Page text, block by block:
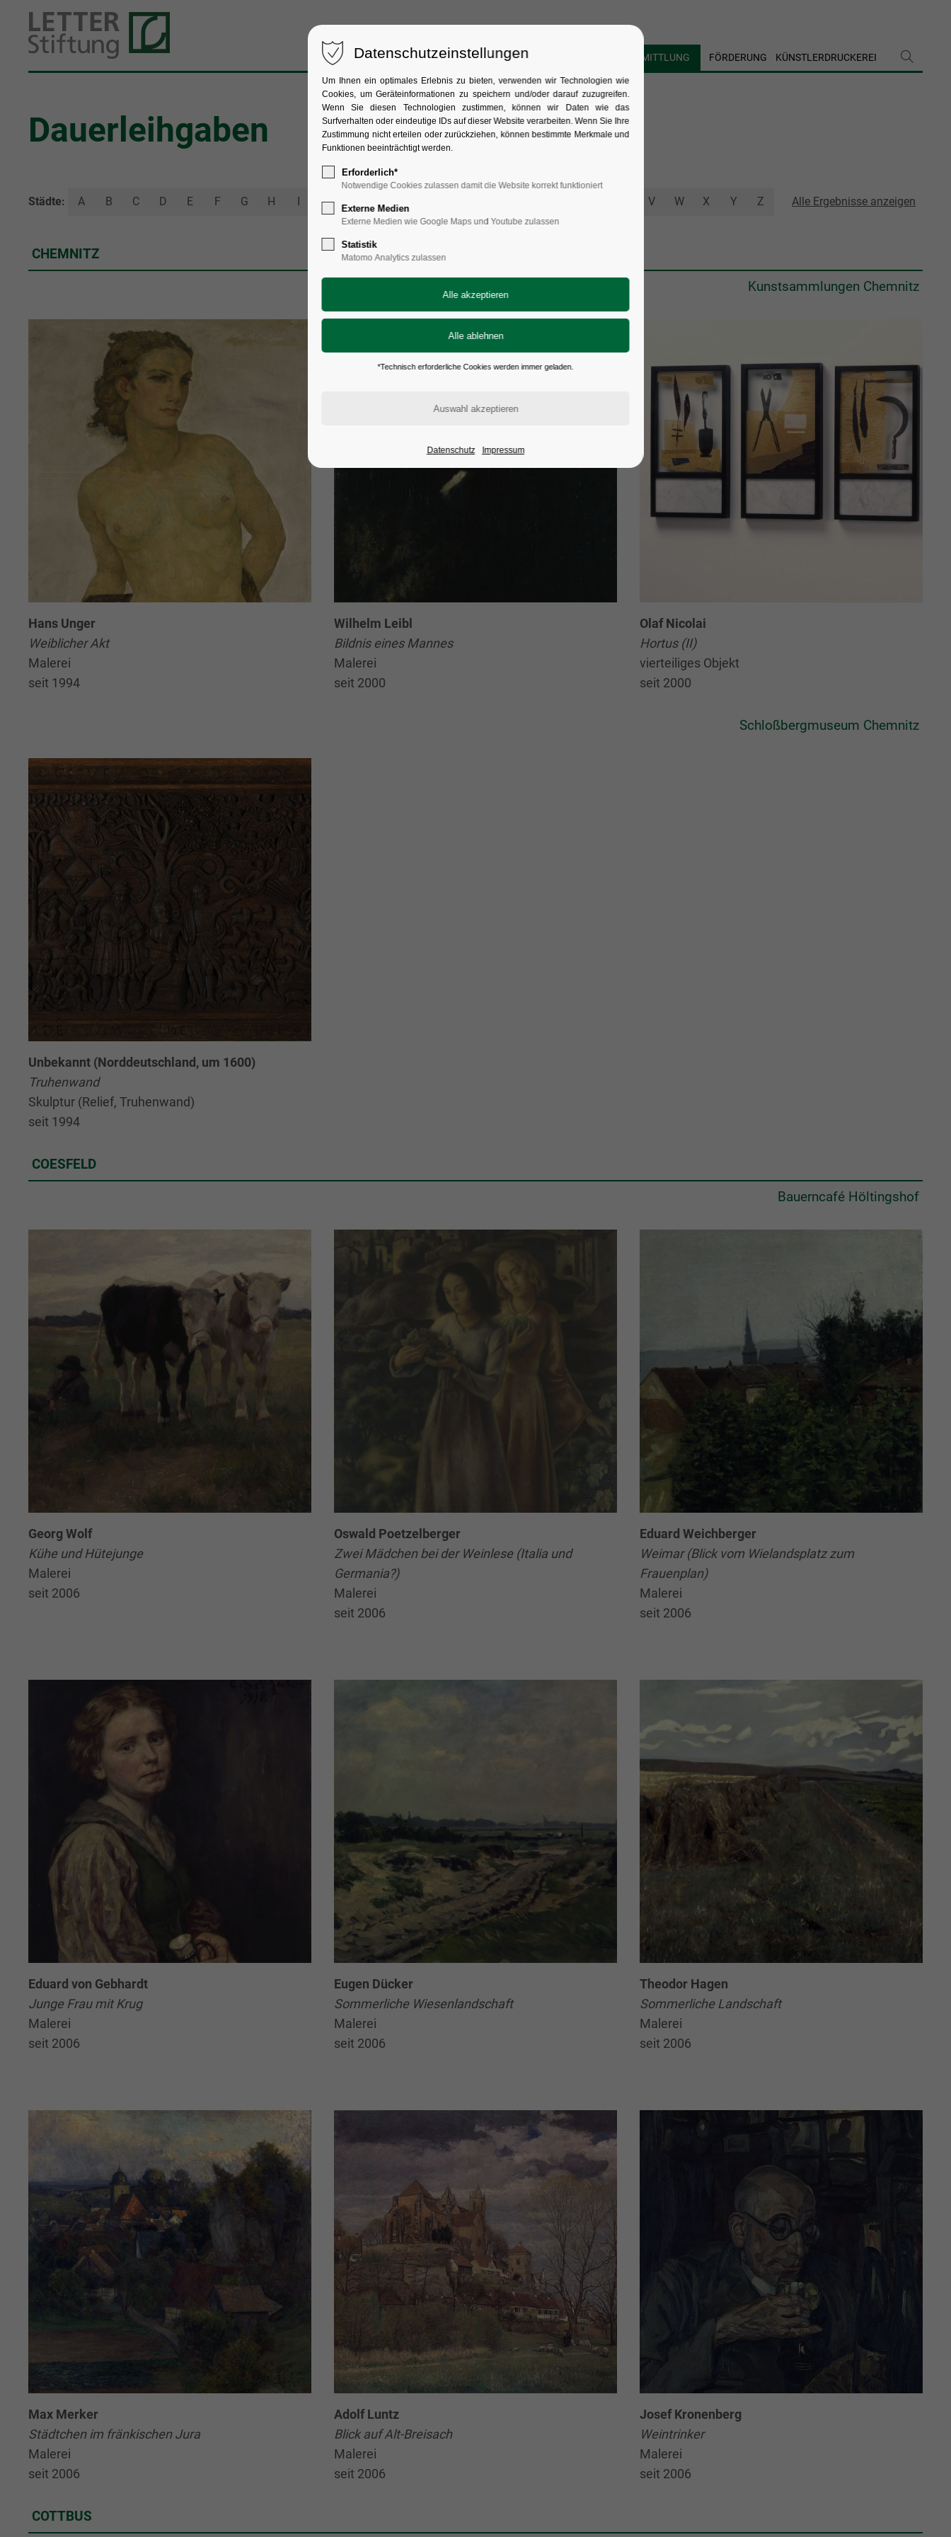
ÜBER UNS SAMMLUNG VERMITTLUNG FÖRDERUNG KÜNSTLERDRUCKEREI
Dauerleihgaben
Städte: A B C D E F G H I J L V W X Y Z Alle Ergebnisse anzeigen
CHEMNITZ
Kunstsammlungen Chemnitz
Hans Unger
Weiblicher Akt
Malerei
seit 1994
Wilhelm Leibl
Bildnis eines Mannes
Malerei
seit 2000
Olaf Nicolai
Hortus (II)
vierteiliges Objekt
seit 2000
Schloßbergmuseum Chemnitz
Unbekannt (Norddeutschland, um 1600)
Truhenwand
Skulptur (Relief, Truhenwand)
seit 1994
COESFELD
Bauerncafé Höltingshof
Georg Wolf
Kühe und Hütejunge
Malerei
seit 2006
Oswald Poetzelberger
Zwei Mädchen bei der Weinlese (Italia und
Germania?)
Malerei
seit 2006
Eduard Weichberger
Weimar (Blick vom Wielandsplatz zum
Frauenplan)
Malerei
seit 2006
Eduard von Gebhardt
Junge Frau mit Krug
Malerei
seit 2006
Eugen Dücker
Sommerliche Wiesenlandschaft
Malerei
seit 2006
Theodor Hagen
Sommerliche Landschaft
Malerei
seit 2006
Max Merker
Städtchen im fränkischen Jura
Malerei
seit 2006
Adolf Luntz
Blick auf Alt-Breisach
Malerei
seit 2006
Josef Kronenberg
Weintrinker
Malerei
seit 2006
COTTBUS
Datenschutzeinstellungen
Um Ihnen ein optimales Erlebnis zu bieten, verwenden wir Technologien wie
Cookies, um Geräteinformationen zu speichern und/oder darauf zuzugreifen.
Wenn Sie diesen Technologien zustimmen, können wir Daten wie das
Surfverhalten oder eindeutige IDs auf dieser Website verarbeiten. Wenn Sie Ihre
Zustimmung nicht erteilen oder zurückziehen, können bestimmte Merkmale und
Funktionen beeinträchtigt werden.
Erforderlich*
Notwendige Cookies zulassen damit die Website korrekt funktioniert
Externe Medien
Externe Medien wie Google Maps und Youtube zulassen
Statistik
Matomo Analytics zulassen
*Technisch erforderliche Cookies werden immer geladen.
Datenschutz Impressum